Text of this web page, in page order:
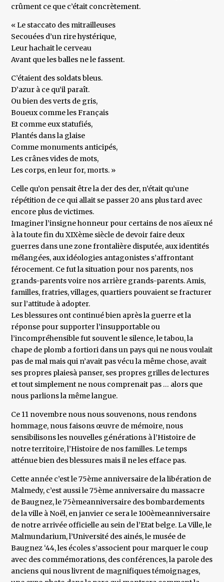
crûment ce que c’était concrètement.
« Le staccato des mitrailleuses
Secouées d’un rire hystérique,
Leur hachait le cerveau
Avant que les balles ne le fassent.
C’étaient des soldats bleus.
D’azur à ce qu’il paraît.
Ou bien des verts de gris,
Boueux comme les Français
Et comme eux statufiés,
Plantés dans la glaise
Comme monuments anticipés,
Les crânes vides de mots,
Les corps, en leur for, morts. »
Celle qu’on pensait être la der des der, n’était qu’une
répétition de ce qui allait se passer 20 ans plus tard avec
encore plus de victimes.
Imaginer l’insigne honneur pour certains de nos aïeux né
à la toute fin du XIXème siècle de devoir faire deux
guerres dans une zone frontalière disputée, aux identités
mélangées, aux idéologies antagonistes s’affrontant
férocement. Ce fut la situation pour nos parents, nos
grands-parents voire nos arrière grands-parents. Amis,
familles, fratries, villages, quartiers pouvaient se fracturer
sur l’attitude à adopter.
Les blessures ont continué bien après la guerre et la
réponse pour supporter l’insupportable ou
l’incompréhensible fut souvent le silence, le tabou, la
chape de plomb a fortiori dans un pays qui ne nous voulait
pas de mal mais qui n’avait pas vécu la même chose, avait
ses propres plaiesà panser, ses propres grilles de lectures
et tout simplement ne nous comprenait pas … alors que
nous parlions la même langue.
Ce 11 novembre nous nous souvenons, nous rendons
hommage, nous faisons œuvre de mémoire, nous
sensibilisons les nouvelles générations à l’Histoire de
notre territoire, l’Histoire de nos familles. Le temps
atténue bien des blessures mais il ne les efface pas.
Cette année c’est le 75ème anniversaire de la libération de
Malmedy, c’est aussi le 75ème anniversaire du massacre
de Baugnez, le 75èmeanniversaire des bombardements
de la ville à Noël, en janvier ce sera le 100èmeanniversaire
de notre arrivée officielle au sein de l’Etat belge. La Ville, le
Malmundarium, l’Université des ainés, le musée de
Baugnez ‘44, les écoles s’associent pour marquer le coup
avec des commémorations, des conférences, la parole des
anciens qui nous livrent de magnifiques témoignages,